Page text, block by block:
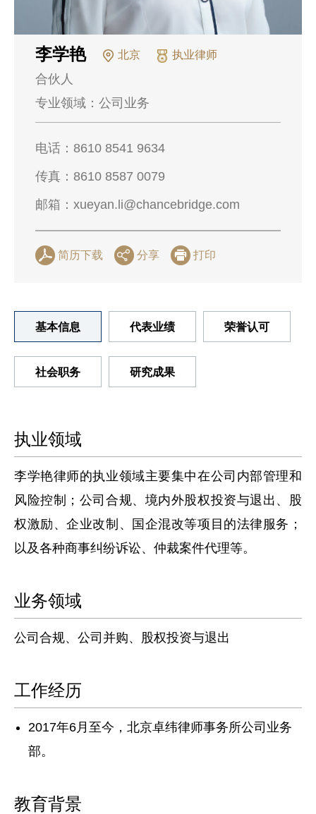
李学艳 北京 执业律师
合伙人
专业领域： 公司业务
电话： 8610 8541 9634
传真： 8610 8587 0079
邮箱： xueyan.li@chancebridge.com
简历下载 分享 打印
基本信息 代表业绩 荣誉认可
社会职务 研究成果
执业领域
李学艳律师的执业领域主要集中在公司内部管理和
风险控制；公司合规、境内外股权投资与退出、股
权激励、企业改制、国企混改等项目的法律服务；
以及各种商事纠纷诉讼、仲裁案件代理等。
业务领域
公司合规、公司并购、股权投资与退出
工作经历
2017年6月至今，北京卓纬律师事务所公司业务
部。
教育背景